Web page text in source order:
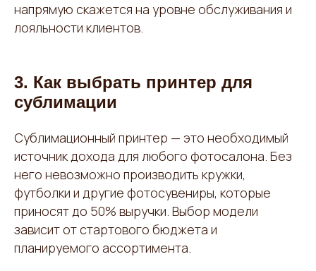
напрямую скажется на уровне обслуживания и
лояльности клиентов.
3. Как выбрать принтер для
сублимации
Сублимационный принтер — это необходимый
источник дохода для любого фотосалона. Без
него невозможно производить кружки,
футболки и другие фотосувениры, которые
приносят до 50% выручки. Выбор модели
зависит от стартового бюджета и
планируемого ассортимента.